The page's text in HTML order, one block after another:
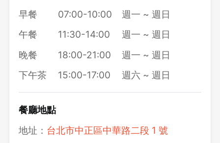
早餐
07:00-10:00
週一 ~ 週日
午餐
11:30-14:00
週一 ~ 週日
晚餐
18:00-21:00
週一 ~ 週日
下午茶
15:00-17:00 週六 ~ 週日
餐廳地點
地址： 台北市中正區中華路二段 1 號